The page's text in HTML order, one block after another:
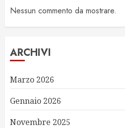
Nessun commento da mostrare.
ARCHIVI
Marzo 2026
Gennaio 2026
Novembre 2025